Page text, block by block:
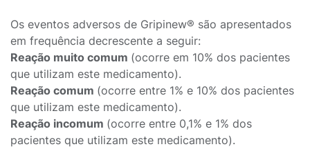
Os eventos adversos de Gripinew® são apresentados
em frequência decrescente a seguir:
Reação muito comum (ocorre em 10% dos pacientes
que utilizam este medicamento).
Reação comum (ocorre entre 1% e 10% dos pacientes
que utilizam este medicamento).
Reação incomum (ocorre entre 0,1% e 1% dos
pacientes que utilizam este medicamento).